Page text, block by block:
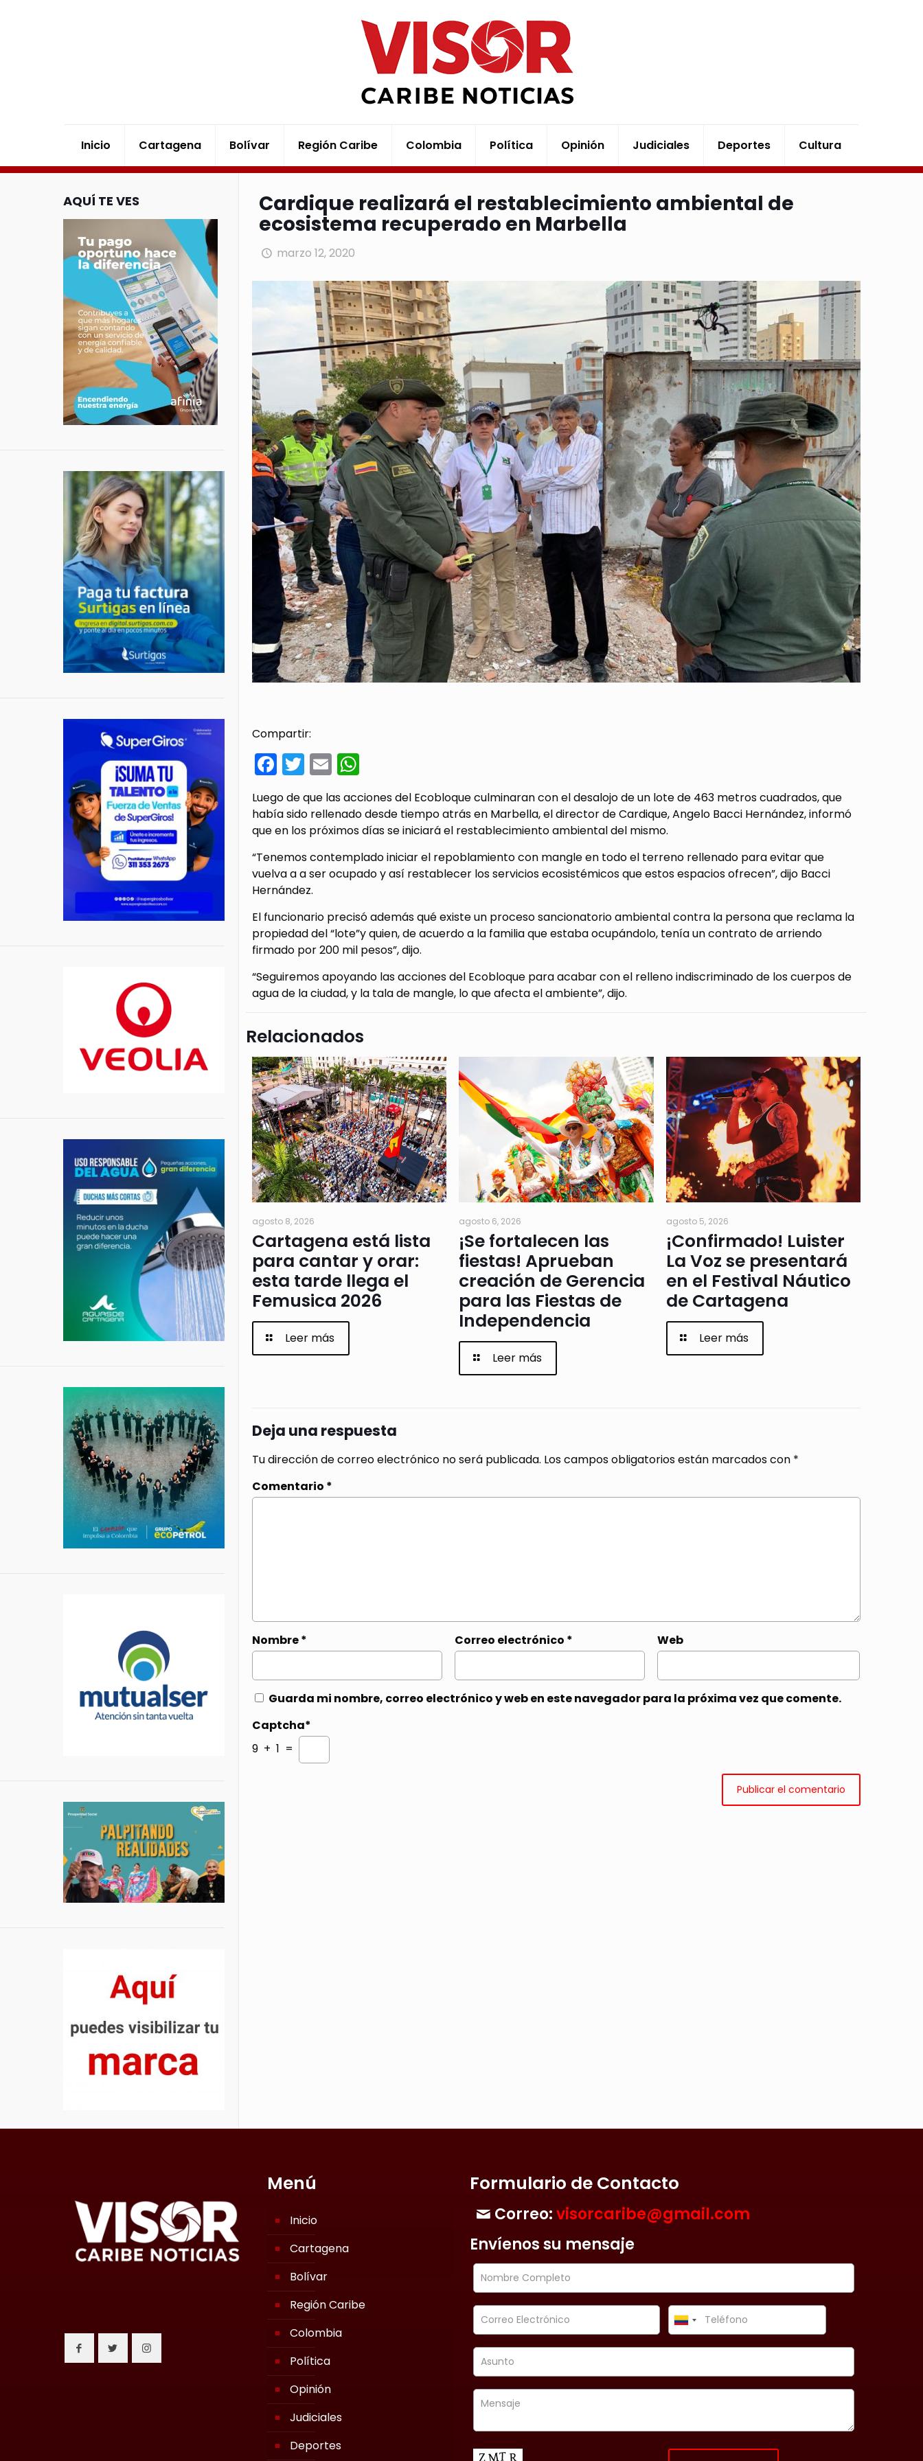
Inicio Cartagena Bolívar Región Caribe Colombia Política Opinión Judiciales Deportes Cultura
Cardique realizará el restablecimiento ambiental de
ecosistema recuperado en Marbella
marzo 12, 2020
Compartir:
Facebook
Twitter
Email
Luego de que las acciones del Ecobloque culminaran con el desalojo de un lote de 463 metros cuadrados, que
había sido rellenado desde tiempo atrás en Marbella, el director de Cardique, Angelo Bacci Hernández, informó
que en los próximos días se iniciará el restablecimiento ambiental del mismo.
“Tenemos contemplado iniciar el repoblamiento con mangle en todo el terreno rellenado para evitar que
vuelva a a ser ocupado y así restablecer los servicios ecosistémicos que estos espacios ofrecen”, dijo Bacci
Hernández.
El funcionario precisó además qué existe un proceso sancionatorio ambiental contra la persona que reclama la
propiedad del “lote”y quien, de acuerdo a la familia que estaba ocupándolo, tenía un contrato de arriendo
firmado por 200 mil pesos”, dijo.
“Seguiremos apoyando las acciones del Ecobloque para acabar con el relleno indiscriminado de los cuerpos de
agua de la ciudad, y la tala de mangle, lo que afecta el ambiente”, dijo.
Relacionados
agosto 8, 2026
Cartagena está lista
para cantar y orar:
esta tarde llega el
Femusica 2026
Leer más
agosto 6, 2026
¡Se fortalecen las
fiestas! Aprueban
creación de Gerencia
para las Fiestas de
Independencia
Leer más
agosto 5, 2026
¡Confirmado! Luister
La Voz se presentará
en el Festival Náutico
de Cartagena
Leer más
Deja una respuesta
Tu dirección de correo electrónico no será publicada. Los campos obligatorios están marcados con *
Comentario *
Nombre* Correo electrónico * Web
Guarda mi nombre, correo electrónico y web en este navegador para la próxima vez que comente.
Captcha*
9 + 1 =
AQUÍ TE VES
Menú
Inicio
Cartagena
Bolívar
Región Caribe
Colombia
Política
Opinión
Judiciales
Deportes
Formulario de Contacto
Correo:visorcaribe@gmail.com
Envíenos su mensaje